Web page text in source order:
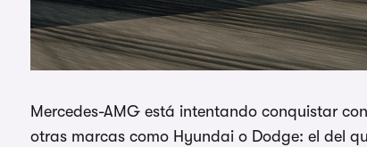
Mercedes-AMG está intentando conquistar
otras marcas como Hyundai o Dodge: el del